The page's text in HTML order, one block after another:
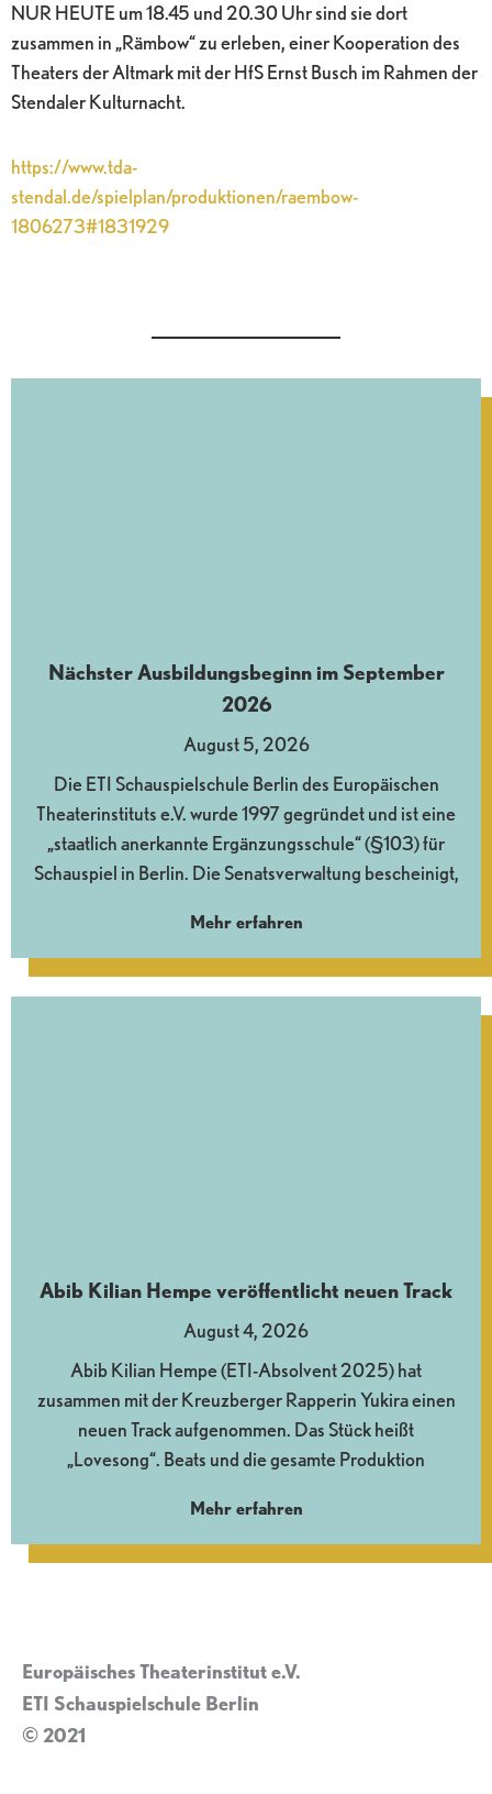
NUR HEUTE um 18.45 und 20.30 Uhr sind sie dort
zusammen in „Rämbow“ zu erleben, einer Kooperation des
Theaters der Altmark mit der HfS Ernst Busch im Rahmen der
Stendaler Kulturnacht.
https://www.tda-
stendal.de/spielplan/produktionen/raembow-
1806273#1831929
Nächster Ausbildungsbeginn im September
2026
August 5, 2026
Die ETI Schauspielschule Berlin des Europäischen
Theaterinstituts e.V. wurde 1997 gegründet und ist eine
„staatlich anerkannte Ergänzungsschule“ (§103) für
Schauspiel in Berlin. Die Senatsverwaltung bescheinigt,
Mehr erfahren
Abib Kilian Hempe veröffentlicht neuen Track
August 4, 2026
Abib Kilian Hempe (ETI-Absolvent 2025) hat
zusammen mit der Kreuzberger Rapperin Yukira einen
neuen Track aufgenommen. Das Stück heißt
„Lovesong“. Beats und die gesamte Produktion
Mehr erfahren
Europäisches Theaterinstitut e.V.
ETI Schauspielschule Berlin
© 2021